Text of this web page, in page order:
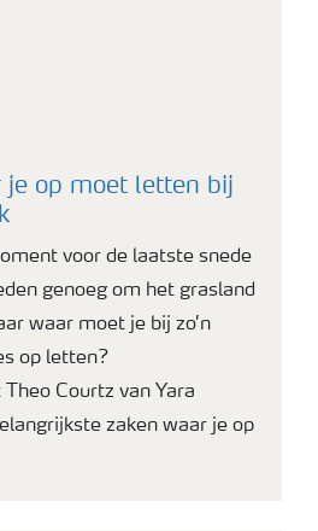
je op moet letten bij
voor de laatste snede
genoeg om het grasland
waar moet je bij zo’n
op letten?
Courtz van Yara
zaken waar je op